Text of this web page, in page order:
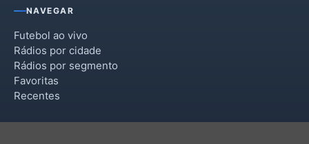
NAVEGAR
Futebol ao vivo
Rádios por cidade
Rádios por segmento
Favoritas
Recentes